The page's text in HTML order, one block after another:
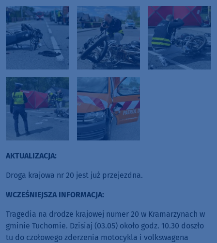
AKTUALIZACJA:
Droga krajowa nr 20 jest już przejezdna.
WCZEŚNIEJSZA INFORMACJA:
Tragedia na drodze krajowej numer 20 w Kramarzynach w
gminie Tuchomie. Dzisiaj (03.05) około godz. 10.30 doszło
tu do czołowego zderzenia motocykla i volkswagena